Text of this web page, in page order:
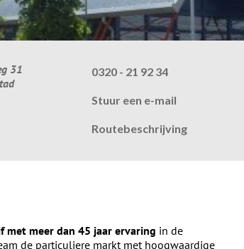
31
0320 - 21 92 34
Stuur een e-mail
Routebeschrijving
met meer dan 45 jaar ervaring in de
de particuliere markt met hoogwaardige